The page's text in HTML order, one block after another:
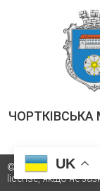
ЧОРТКІВСЬКА
© 2021 Весь
license, якщо не
UK